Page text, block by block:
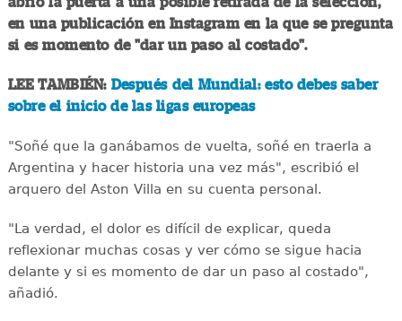
en una publicación en Instagram en la que se pregunta
si es momento de "dar un paso al costado".
LEE TAMBIÉN: Después del Mundial: esto debes saber
sobre el inicio de las ligas europeas
"Soñé que la ganábamos de vuelta, soñé en traerla a
Argentina y hacer historia una vez más", escribió el
arquero del Aston Villa en su cuenta personal.
"La verdad, el dolor es difícil de explicar, queda
reflexionar muchas cosas y ver cómo se sigue hacia
delante y si es momento de dar un paso al costado",
añadió.